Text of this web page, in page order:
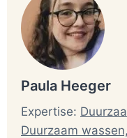
Paula Heeger
Expertise:
Duurzaam wassen,